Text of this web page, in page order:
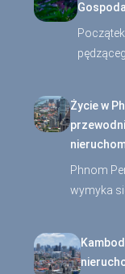
Życie w
Phnom
wymyka